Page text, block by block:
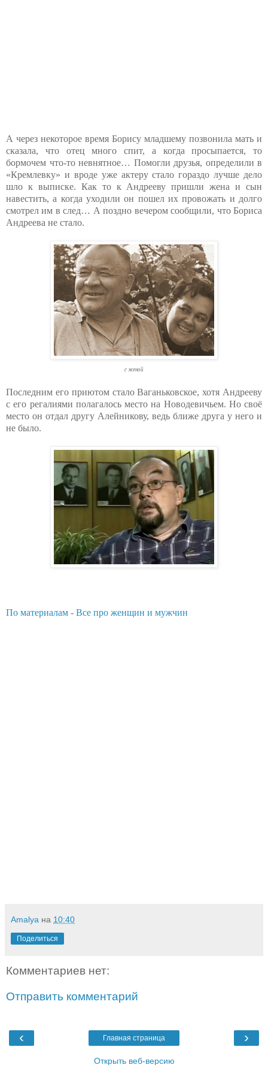
А через некоторое время Борису младшему позвонила мать и
сказала, что отец много спит, а когда просыпается, то
бормочем что-то невнятное… Помогли друзья, определили в
«Кремлевку» и вроде уже актеру стало гораздо лучше дело
шло к выписке. Как то к Андрееву пришли жена и сын
навестить, а когда уходили он пошел их провожать и долго
смотрел им в след… А поздно вечером сообщили, что Бориса
Андреева не стало.
с женой
Последним его приютом стало Ваганьковское, хотя Андрееву
с его регалиями полагалось место на Новодевичьем. Но своё
место он отдал другу Алейникову, ведь ближе друга у него и
не было.
По материалам - Все про женщин и мужчин
Amalya на 10:40
Поделиться
Комментариев нет:
Отправить комментарий
‹ ›
Главная страница
Открыть веб-версию